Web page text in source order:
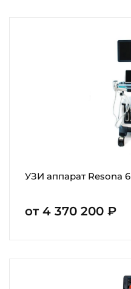
УЗИ аппарат Resona 6
от 4 370 200 ₽